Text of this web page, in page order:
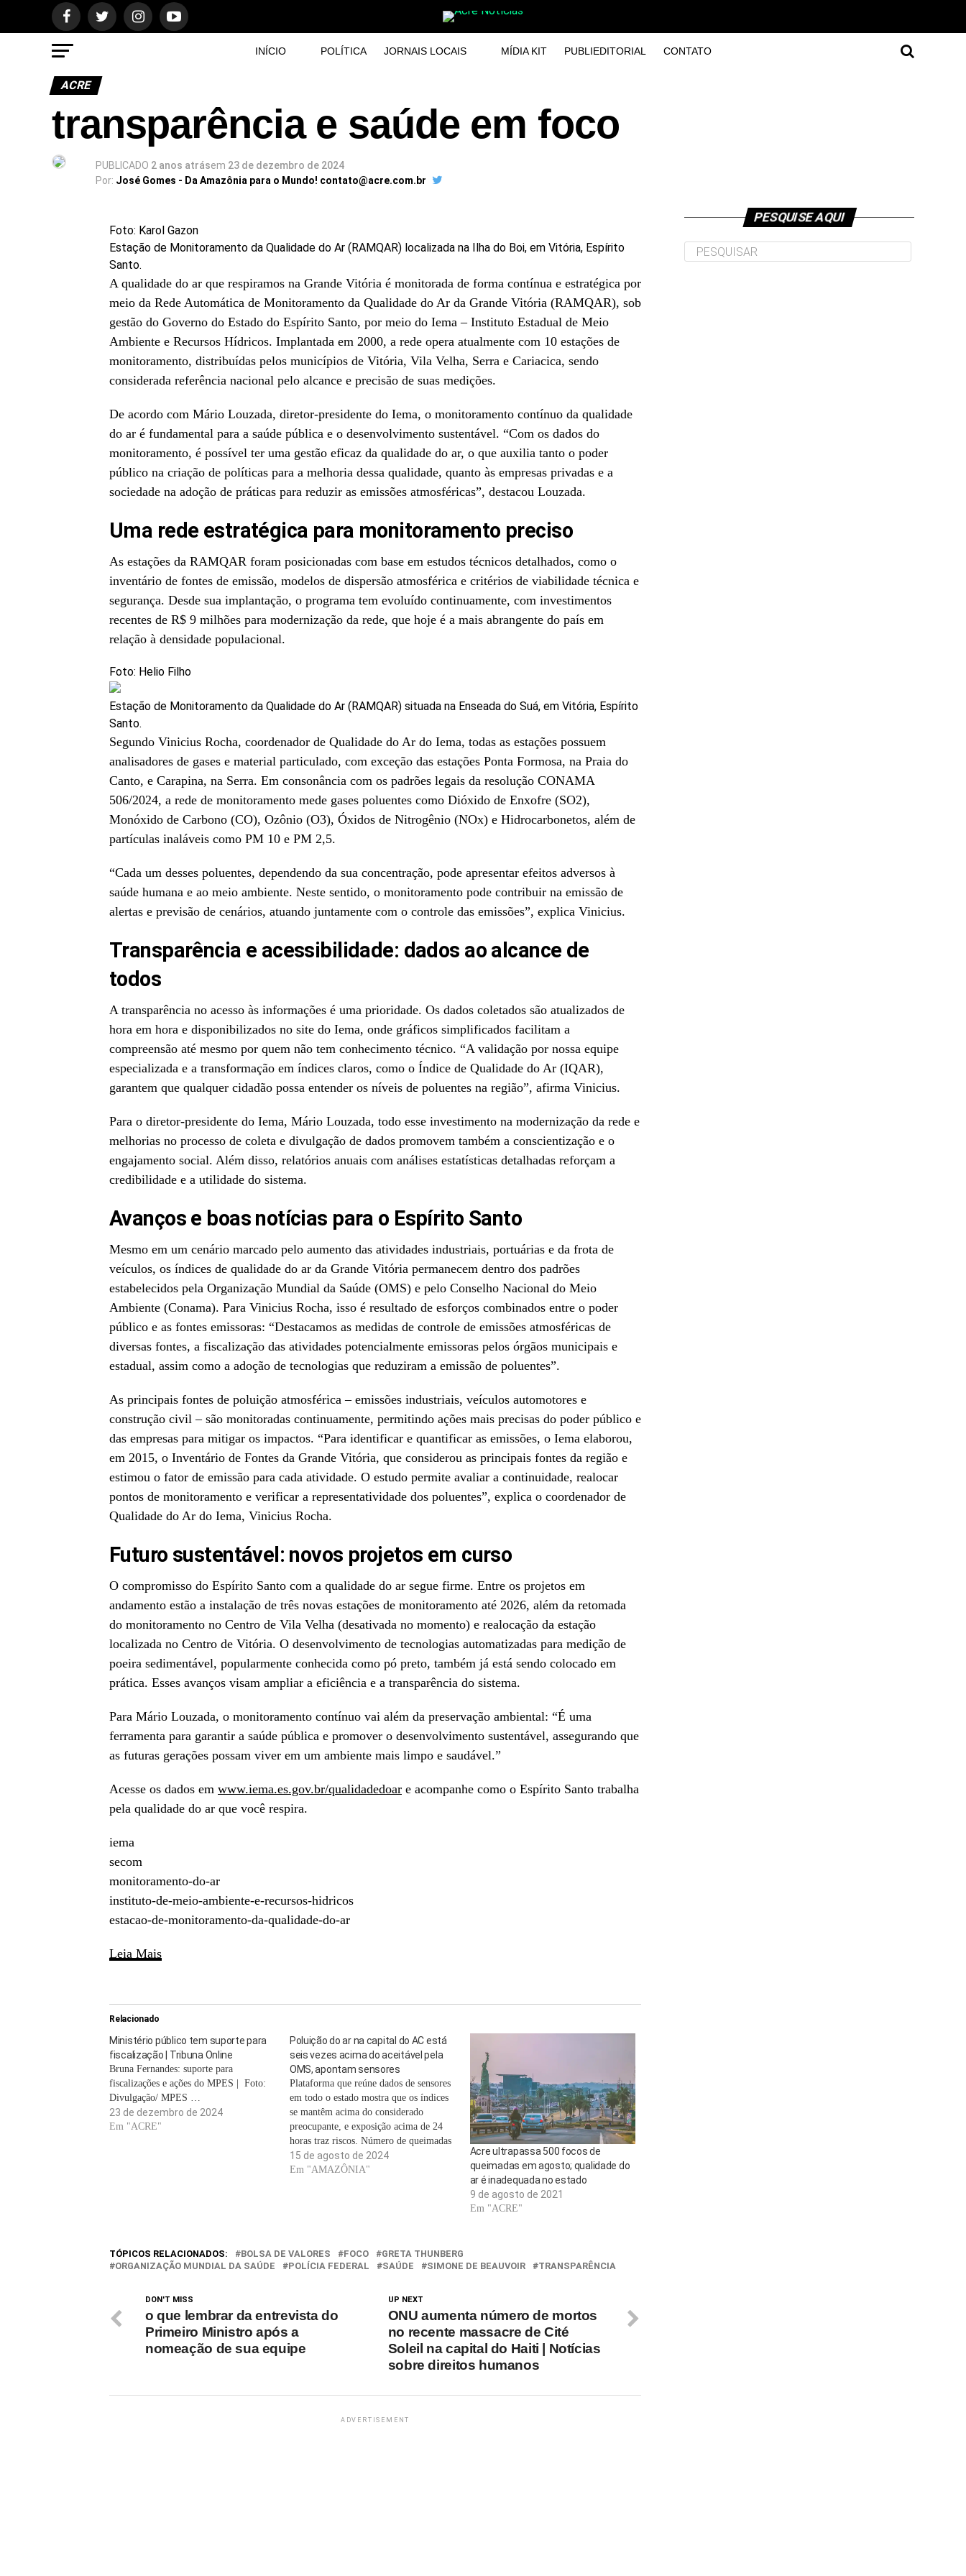
INÍCIO POLÍTICA JORNAIS LOCAIS MÍDIA KIT PUBLIEDITORIAL CONTATO
ACRE
transparência e saúde em foco
PUBLICADO 2 anos atrásem 23 de dezembro de 2024
Por: José Gomes - Da Amazônia para o Mundo! contato@acre.com.br
Foto: Karol Gazon
Estação de Monitoramento da Qualidade do Ar (RAMQAR) localizada na Ilha do Boi, em Vitória, Espírito
Santo.
A qualidade do ar que respiramos na Grande Vitória é monitorada de forma contínua e estratégica por
meio da Rede Automática de Monitoramento da Qualidade do Ar da Grande Vitória (RAMQAR), sob
gestão do Governo do Estado do Espírito Santo, por meio do Iema – Instituto Estadual de Meio
Ambiente e Recursos Hídricos. Implantada em 2000, a rede opera atualmente com 10 estações de
monitoramento, distribuídas pelos municípios de Vitória, Vila Velha, Serra e Cariacica, sendo
considerada referência nacional pelo alcance e precisão de suas medições.
De acordo com Mário Louzada, diretor-presidente do Iema, o monitoramento contínuo da qualidade
do ar é fundamental para a saúde pública e o desenvolvimento sustentável. “Com os dados do
monitoramento, é possível ter uma gestão eficaz da qualidade do ar, o que auxilia tanto o poder
público na criação de políticas para a melhoria dessa qualidade, quanto às empresas privadas e a
sociedade na adoção de práticas para reduzir as emissões atmosféricas”, destacou Louzada.
Uma rede estratégica para monitoramento preciso
As estações da RAMQAR foram posicionadas com base em estudos técnicos detalhados, como o
inventário de fontes de emissão, modelos de dispersão atmosférica e critérios de viabilidade técnica e
segurança. Desde sua implantação, o programa tem evoluído continuamente, com investimentos
recentes de R$ 9 milhões para modernização da rede, que hoje é a mais abrangente do país em
relação à densidade populacional.
Foto: Helio Filho
Estação de Monitoramento da Qualidade do Ar (RAMQAR) situada na Enseada do Suá, em Vitória, Espírito
Santo.
Segundo Vinicius Rocha, coordenador de Qualidade do Ar do Iema, todas as estações possuem
analisadores de gases e material particulado, com exceção das estações Ponta Formosa, na Praia do
Canto, e Carapina, na Serra. Em consonância com os padrões legais da resolução CONAMA
506/2024, a rede de monitoramento mede gases poluentes como Dióxido de Enxofre (SO2),
Monóxido de Carbono (CO), Ozônio (O3), Óxidos de Nitrogênio (NOx) e Hidrocarbonetos, além de
partículas inaláveis como PM 10 e PM 2,5.
“Cada um desses poluentes, dependendo da sua concentração, pode apresentar efeitos adversos à
saúde humana e ao meio ambiente. Neste sentido, o monitoramento pode contribuir na emissão de
alertas e previsão de cenários, atuando juntamente com o controle das emissões”, explica Vinicius.
Transparência e acessibilidade: dados ao alcance de
todos
A transparência no acesso às informações é uma prioridade. Os dados coletados são atualizados de
hora em hora e disponibilizados no site do Iema, onde gráficos simplificados facilitam a
compreensão até mesmo por quem não tem conhecimento técnico. “A validação por nossa equipe
especializada e a transformação em índices claros, como o Índice de Qualidade do Ar (IQAR),
garantem que qualquer cidadão possa entender os níveis de poluentes na região”, afirma Vinicius.
Para o diretor-presidente do Iema, Mário Louzada, todo esse investimento na modernização da rede e
melhorias no processo de coleta e divulgação de dados promovem também a conscientização e o
engajamento social. Além disso, relatórios anuais com análises estatísticas detalhadas reforçam a
credibilidade e a utilidade do sistema.
Avanços e boas notícias para o Espírito Santo
Mesmo em um cenário marcado pelo aumento das atividades industriais, portuárias e da frota de
veículos, os índices de qualidade do ar da Grande Vitória permanecem dentro dos padrões
estabelecidos pela Organização Mundial da Saúde (OMS) e pelo Conselho Nacional do Meio
Ambiente (Conama). Para Vinicius Rocha, isso é resultado de esforços combinados entre o poder
público e as fontes emissoras: “Destacamos as medidas de controle de emissões atmosféricas de
diversas fontes, a fiscalização das atividades potencialmente emissoras pelos órgãos municipais e
estadual, assim como a adoção de tecnologias que reduziram a emissão de poluentes”.
As principais fontes de poluição atmosférica – emissões industriais, veículos automotores e
construção civil – são monitoradas continuamente, permitindo ações mais precisas do poder público e
das empresas para mitigar os impactos. “Para identificar e quantificar as emissões, o Iema elaborou,
em 2015, o Inventário de Fontes da Grande Vitória, que considerou as principais fontes da região e
estimou o fator de emissão para cada atividade. O estudo permite avaliar a continuidade, realocar
pontos de monitoramento e verificar a representatividade dos poluentes”, explica o coordenador de
Qualidade do Ar do Iema, Vinicius Rocha.
Futuro sustentável: novos projetos em curso
O compromisso do Espírito Santo com a qualidade do ar segue firme. Entre os projetos em
andamento estão a instalação de três novas estações de monitoramento até 2026, além da retomada
do monitoramento no Centro de Vila Velha (desativada no momento) e realocação da estação
localizada no Centro de Vitória. O desenvolvimento de tecnologias automatizadas para medição de
poeira sedimentável, popularmente conhecida como pó preto, também já está sendo colocado em
prática. Esses avanços visam ampliar a eficiência e a transparência do sistema.
Para Mário Louzada, o monitoramento contínuo vai além da preservação ambiental: “É uma
ferramenta para garantir a saúde pública e promover o desenvolvimento sustentável, assegurando que
as futuras gerações possam viver em um ambiente mais limpo e saudável.”
Acesse os dados em www.iema.es.gov.br/qualidadedoar e acompanhe como o Espírito Santo trabalha
pela qualidade do ar que você respira.
iema
secom
monitoramento-do-ar
instituto-de-meio-ambiente-e-recursos-hidricos
estacao-de-monitoramento-da-qualidade-do-ar
Leia Mais
Relacionado
Ministério público tem suporte para
fiscalização | Tribuna Online
Bruna Fernandes: suporte para
fiscalizações e ações do MPES | Foto:
Divulgação/ MPES …
23 de dezembro de 2024
Em "ACRE"
Poluição do ar na capital do AC está
seis vezes acima do aceitável pela
OMS, apontam sensores
Plataforma que reúne dados de sensores
em todo o estado mostra que os índices
se mantêm acima do considerado
preocupante, e exposição acima de 24
horas traz riscos. Número de queimadas
para o mês de julho foi o maior em oito
anos, e bombeiros atenderam mais de 2
15 de agosto de 2024
Em "AMAZÔNIA"
Acre ultrapassa 500 focos de
queimadas em agosto; qualidade do
ar é inadequada no estado
9 de agosto de 2021
Em "ACRE"
TÓPICOS RELACIONADOS: BOLSA DE VALORES FOCO
GRETA THUNBERG
ORGANIZAÇÃO MUNDIAL DA SAÚDE
POLÍCIA FEDERAL SAÚDE SIMONE DE BEAUVOIR TRANSPARÊNCIA
UP NEXT
ONU aumenta número de mortos
no recente massacre de Cité
Soleil na capital do Haiti | Notícias
sobre direitos humanos
DON'T MISS
o que lembrar da entrevista do
Primeiro Ministro após a
nomeação de sua equipe
ADVERTISEMENT
PESQUISE AQUI